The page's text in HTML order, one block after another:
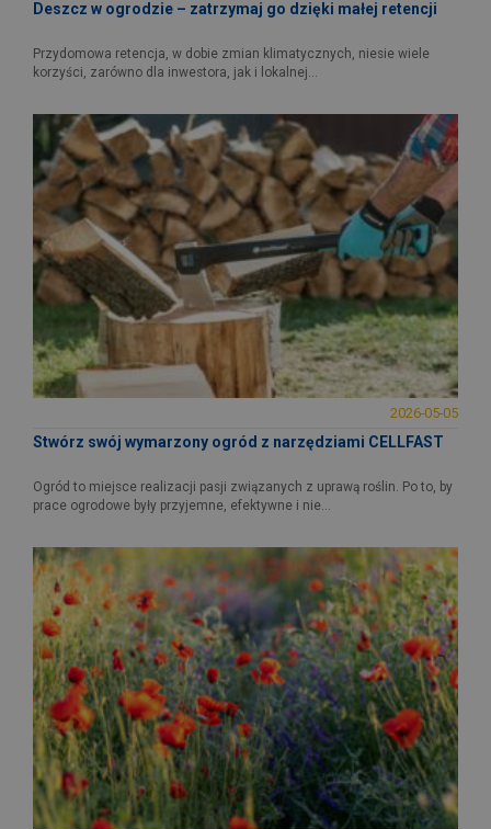
Deszcz w ogrodzie – zatrzymaj go dzięki małej retencji
Przydomowa retencja, w dobie zmian klimatycznych, niesie wiele
korzyści, zarówno dla inwestora, jak i lokalnej...
2026-05-05
Stwórz swój wymarzony ogród z narzędziami CELLFAST
Ogród to miejsce realizacji pasji związanych z uprawą roślin. Po to, by
prace ogrodowe były przyjemne, efektywne i nie...